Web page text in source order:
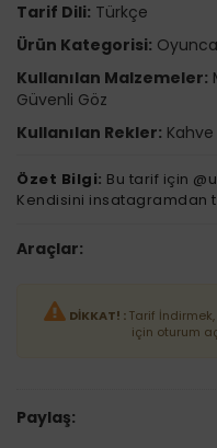
Tarif Dili: Türkçe
Ürün Kategorisi:
Kullanılan Malzemeler:
Güvenli Göz
Kullanılan Rekler: Kahve
Özet Bilgi: Bu tarif için
Kendisini insatagramdan
Araçlar:
DİKKAT! :Tarif
için oturum
Paylaş: